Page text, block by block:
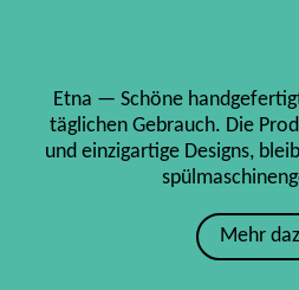
Etna — Schöne
täglichen Gebrauch. Die
und einzigartige Designs,
Mehr